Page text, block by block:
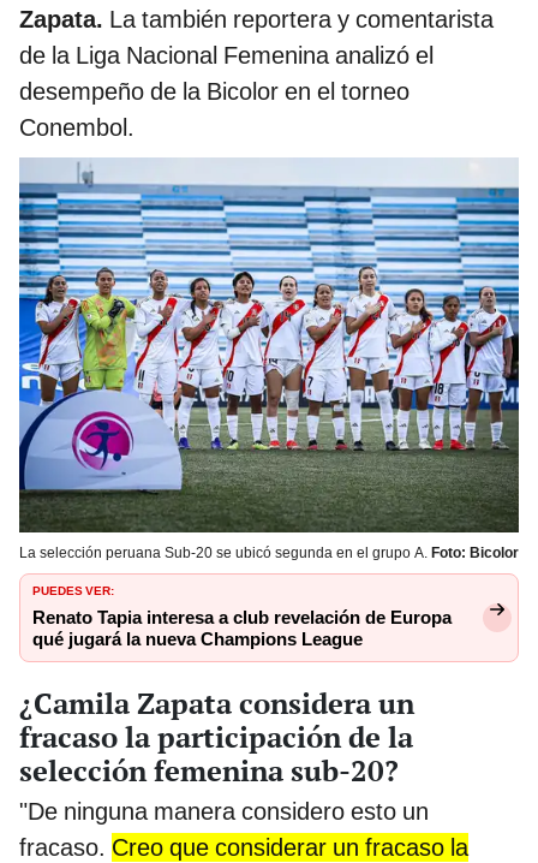
Zapata. La también reportera y comentarista
de la Liga Nacional Femenina analizó el
desempeño de la Bicolor en el torneo
Conembol.
La selección peruana Sub-20 se ubicó segunda en el grupo A. Foto: Bicolor
PUEDES VER:
Renato Tapia interesa a club revelación de Europa
qué jugará la nueva Champions League
¿Camila Zapata considera un
fracaso la participación de la
selección femenina sub-20?
"De ninguna manera considero esto un
fracaso. Creo que considerar un fracaso la